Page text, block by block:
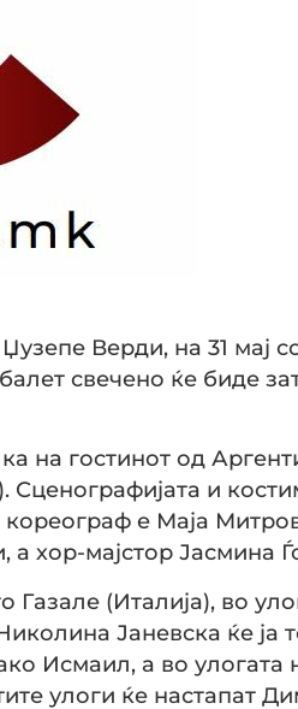
Верди, на 31 мај
свечено ќе биде
на гостинот од
и
е Маја
а хор-мајстор Јасмина
Газале (Италија), во
Јаневска ќе ја
Исмаил, а во улогата
улоги ќе настапат